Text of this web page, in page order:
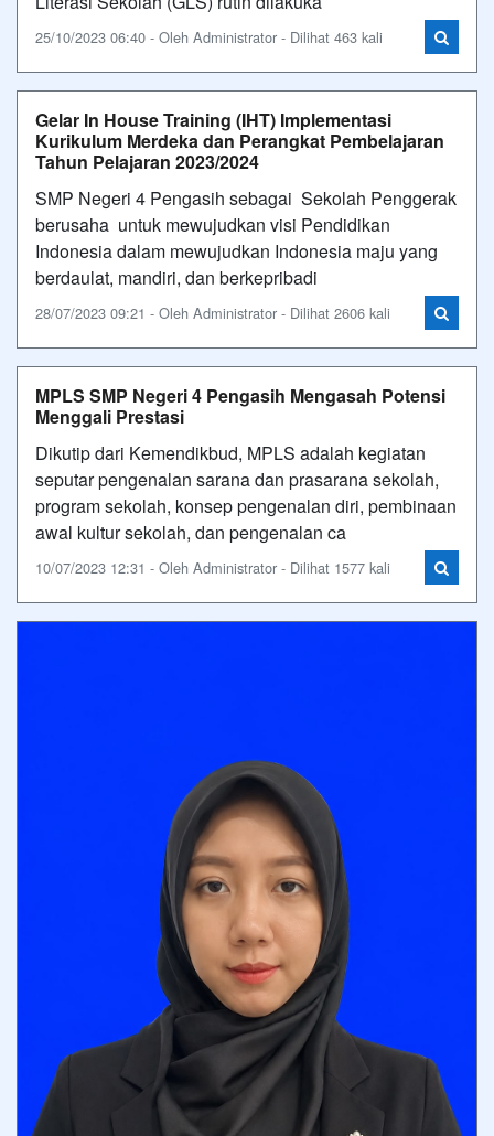
25/10/2023 06:40 - Oleh Administrator - Dilihat 463 kali
Gelar In House Training (IHT) Implementasi
Kurikulum Merdeka dan Perangkat Pembelajaran
Tahun Pelajaran 2023/2024
SMP Negeri 4 Pengasih sebagai Sekolah Penggerak
berusaha untuk mewujudkan visi Pendidikan
Indonesia dalam mewujudkan Indonesia maju yang
berdaulat, mandiri, dan berkepribadi
28/07/2023 09:21 - Oleh Administrator - Dilihat 2606 kali
MPLS SMP Negeri 4 Pengasih Mengasah Potensi
Menggali Prestasi
Dikutip dari Kemendikbud, MPLS adalah kegiatan
seputar pengenalan sarana dan prasarana sekolah,
program sekolah, konsep pengenalan diri, pembinaan
awal kultur sekolah, dan pengenalan ca
10/07/2023 12:31 - Oleh Administrator - Dilihat 1577 kali